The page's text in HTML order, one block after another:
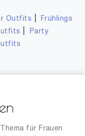
Outfits
Frühlings
Party
für Frauen